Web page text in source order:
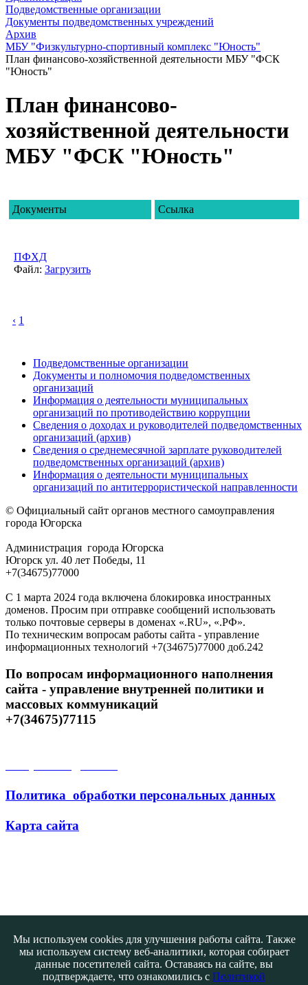
Подведомственные организации
Документы подведомственных учреждений
Архив
МБУ "Физкультурно-спортивный комплекс "Юность"
План финансово-хозяйственной деятельности МБУ "ФСК
"Юность"
План финансово-
хозяйственной деятельности
МБУ "ФСК "Юность"
Документы Ссылка
ПФХД
Файл: Загрузить
‹ 1
Подведомственные организации
Документы и полномочия подведомственных
организаций
Информация о деятельности муниципальных
организаций по противодействию коррупции
Сведения о доходах и руководителей подведомственных
организаций (архив)
Сведения о среднемесячной зарплате руководителей
подведомственных организаций (архив)
Информация о деятельности муниципальных
организаций по антитеррористической направленности
© Официальный сайт органов местного самоуправления
города Югорска
Администрация города Югорска
Югорск ул. 40 лет Победы, 11
+7(34675)77000
С 1 марта 2024 года включена блокировка иностранных
доменов. Просим при отправке сообщений использовать
только почтовые серверы в доменах «.RU», «.РФ».
По техническим вопросам работы сайта - управление
информационных технологий +7(34675)77000 доб.242
По вопросам информационного наполнения
сайта - управление внутренней политики и
массовых коммуникаций
+7(34675)77115
Политика обработки персональных данных
Карта сайта
Мы используем cookies для улучшения работы сайта. Также
мы используем систему веб-аналитики, которая собирает
данные посетителей сайта. Оставаясь на сайте, вы
подтверждаете, что ознакомились с Политикой